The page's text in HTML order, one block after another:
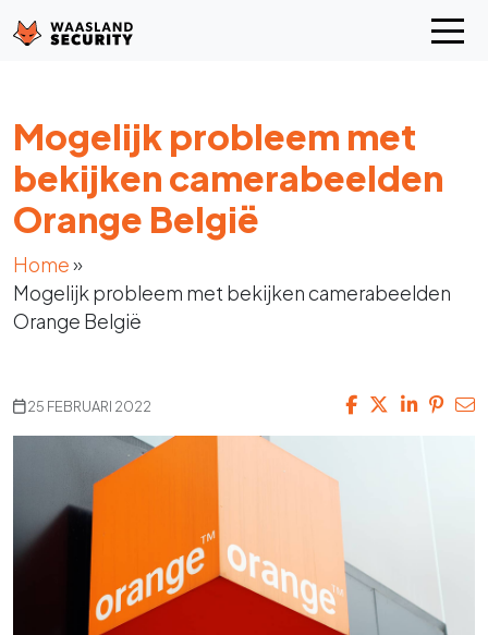
Mogelijk probleem met
bekijken camerabeelden
Orange België
Home»
Mogelijk probleem met bekijken camerabeelden
Orange België
25 FEBRUARI 2022